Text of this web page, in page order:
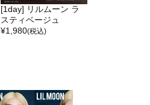
[1day] リルムーン ラ
スティベージュ
¥1,980(税込)